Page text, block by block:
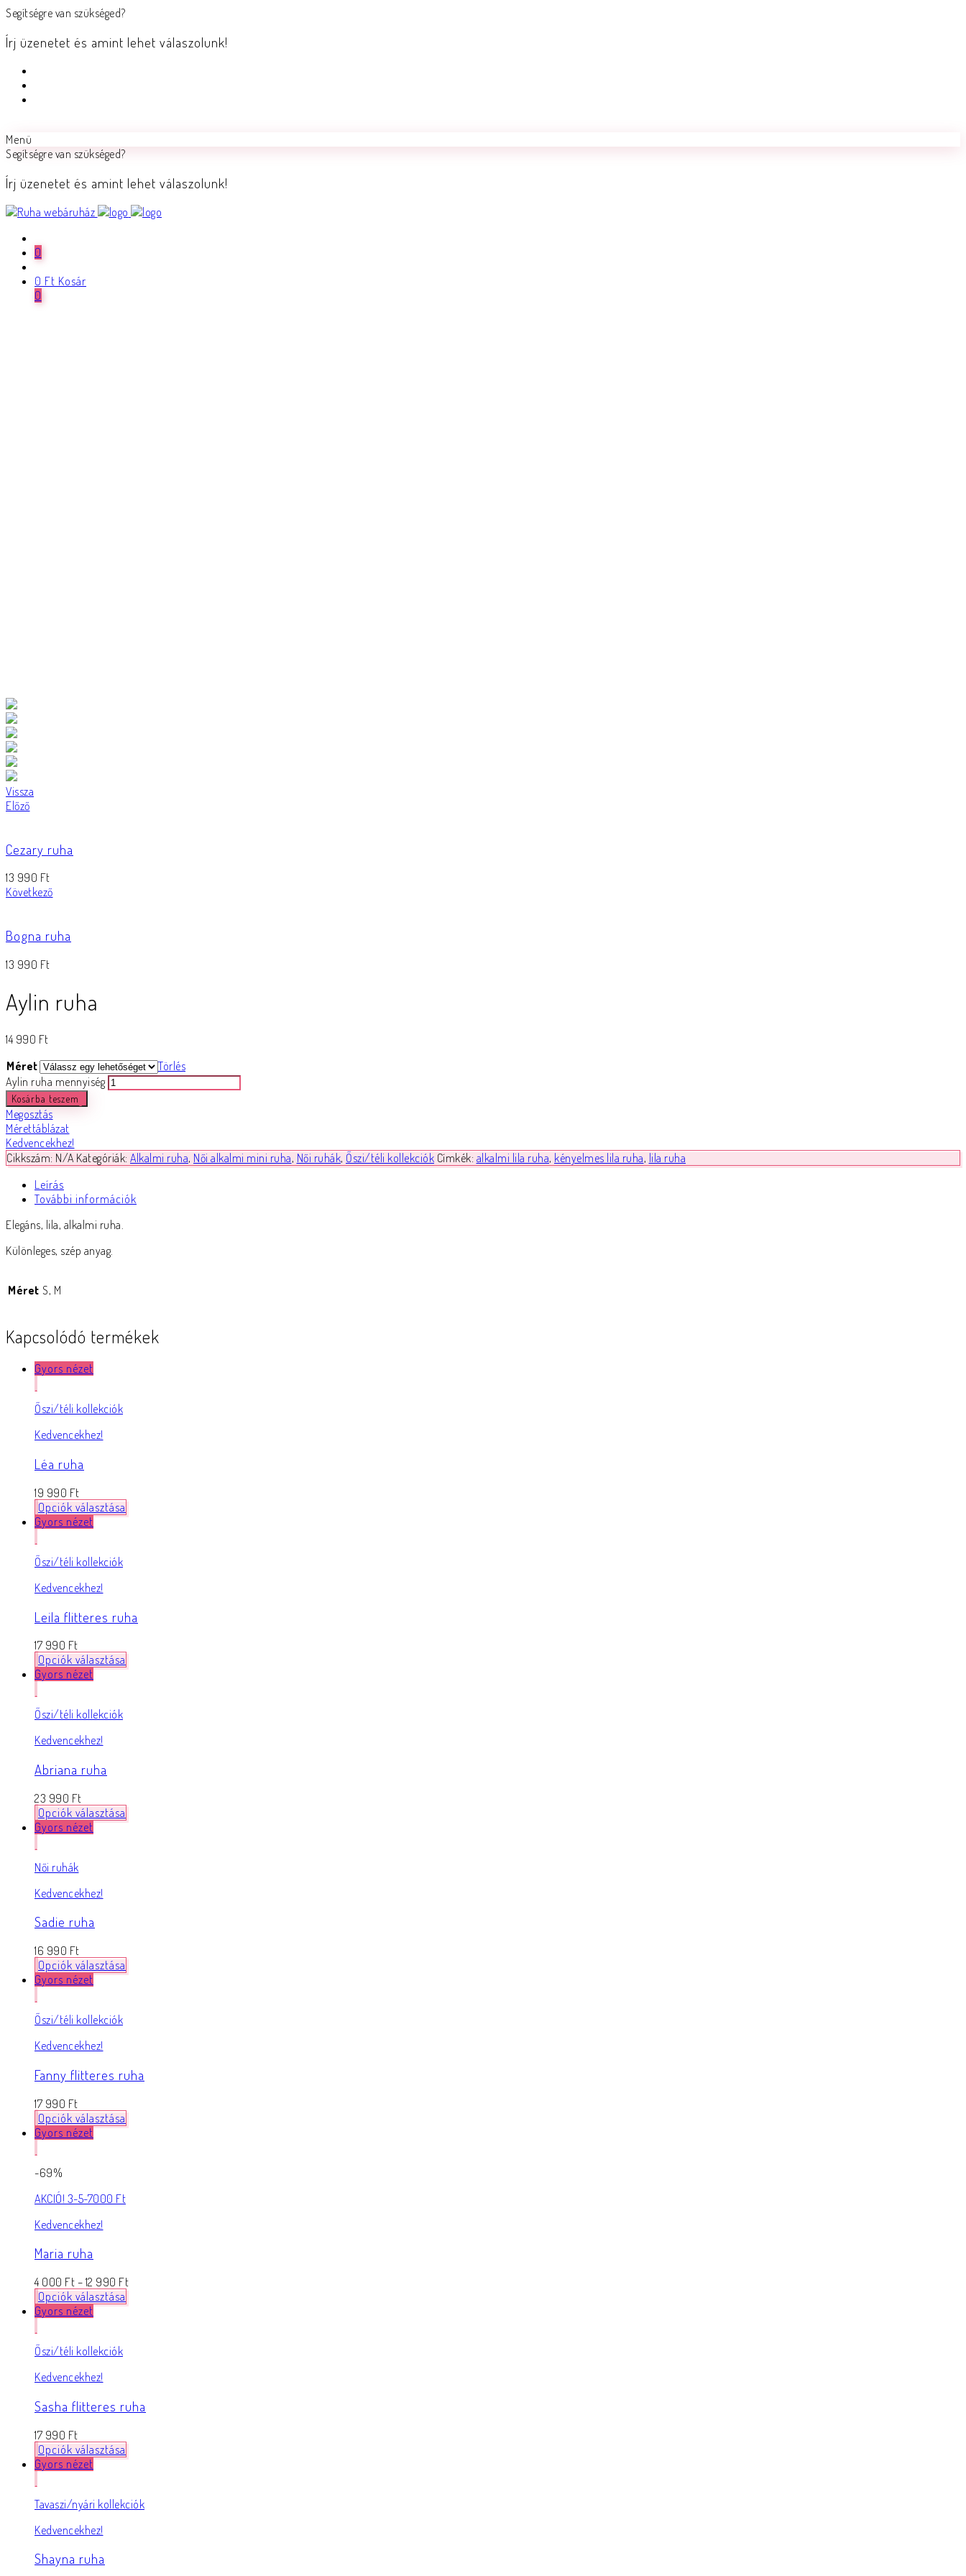
Segítségre van szükséged?
Írj üzenetet és amint lehet válaszolunk!
Menü
Segítségre van szükséged?
Írj üzenetet és amint lehet válaszolunk!
0
0 Ft Kosár
0
Vissza
Előző
Cezary ruha
13 990 Ft
Következő
Bogna ruha
13 990 Ft
Aylin ruha
14 990 Ft
Méret
Törlés
Aylin ruha mennyiség
Kosárba teszem
Megosztás
Mérettáblázat
Kedvencekhez!
Cikkszám: N/A Kategóriák: Alkalmi ruha, Női alkalmi mini ruha, Női ruhák, Őszi/téli kollekciók Címkék: alkalmi lila ruha, kényelmes lila ruha, lila ruha
Leírás
További információk
Elegáns, lila, alkalmi ruha.
Különleges, szép anyag.
Méret S, M
Kapcsolódó termékek
Gyors nézet
Őszi/téli kollekciók
Kedvencekhez!
Léa ruha
19 990 Ft
Opciók választása
Gyors nézet
Őszi/téli kollekciók
Kedvencekhez!
Leila flitteres ruha
17 990 Ft
Opciók választása
Gyors nézet
Őszi/téli kollekciók
Kedvencekhez!
Abriana ruha
23 990 Ft
Opciók választása
Gyors nézet
Női ruhák
Kedvencekhez!
Sadie ruha
16 990 Ft
Opciók választása
Gyors nézet
Őszi/téli kollekciók
Kedvencekhez!
Fanny flitteres ruha
17 990 Ft
Opciók választása
Gyors nézet
-69%
AKCIÓ! 3-5-7000 Ft
Kedvencekhez!
Maria ruha
4 000 Ft – 12 990 Ft
Opciók választása
Gyors nézet
Őszi/téli kollekciók
Kedvencekhez!
Sasha flitteres ruha
17 990 Ft
Opciók választása
Gyors nézet
Tavaszi/nyári kollekciók
Kedvencekhez!
Shayna ruha